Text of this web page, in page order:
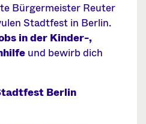
Bürgermeister Reuter
Stadtfest in Berlin.
in der Kinder-,
und bewirb dich
Berlin